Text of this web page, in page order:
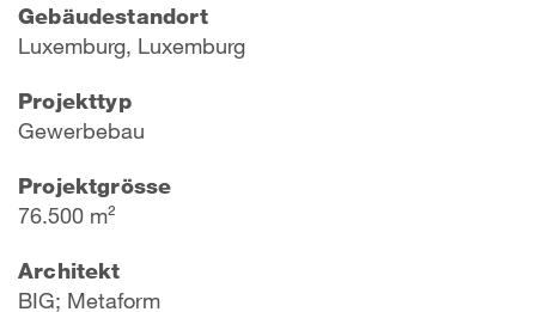
Gebäudestandort
Luxemburg, Luxemburg
Projekttyp
Gewerbebau
Projektgrösse
76.500 m²
Architekt
BIG; Metaform